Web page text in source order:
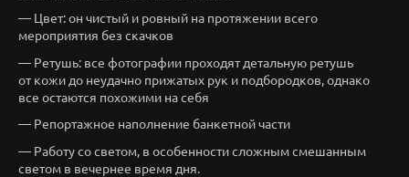
— Цвет: он чистый и ровный на протяжении всего
мероприятия без скачков
— Ретушь: все фотографии проходят детальную ретушь
от кожи до неудачно прижатых рук и подбородков, однако
все остаются похожими на себя
— Репортажное наполнение банкетной части
— Работу со светом, в особенности сложным смешанным
светом в вечернее время дня.